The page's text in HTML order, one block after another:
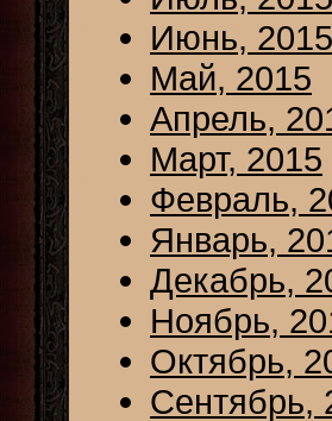
Июнь, 2015
Май, 2015
Апрель,
Март, 2015
Февраль,
Январь,
Декабрь,
Ноябрь,
Октябрь,
Сентябрь,